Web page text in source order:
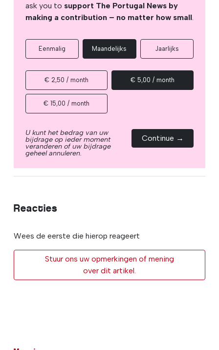
ask you to support The Portugal News by
making a contribution – no matter how small.
Eenmalig Maandelijks Jaarlijks
€ 2,50 / month € 5,00 / month
€ 15,00 / month
U kunt het bedrag van uw
bijdrage op ieder moment
veranderen of uw bijdrage
geheel annuleren.
Continue →
Reacties
Wees de eerste die hierop reageert
Stuur ons uw opmerkingen of mening
over dit artikel.